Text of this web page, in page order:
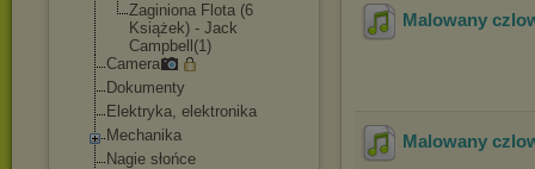
Zaginiona Flota (6
Książek) - Jack
Campbell(1)
Camera
Dokumenty
Elektryka, elektronika
Mechanika
Nagie słońce
Malowany
Malowany